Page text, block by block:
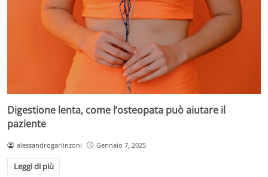
Digestione lenta, come l’osteopata può aiutare il
paziente
alessandrogarlinzoni Gennaio 7, 2025
Leggi di più